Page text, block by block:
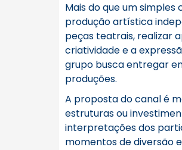
Mais do que um
produção artística
peças teatrais, realizar
criatividade e a
grupo busca entregar
produções.
A proposta do canal é
estruturas ou
interpretações dos
momentos de diversão